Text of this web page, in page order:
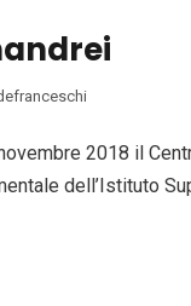
2018 il
dell’Istituto